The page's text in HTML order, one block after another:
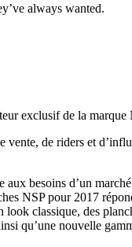
always wanted.
exclusif de la
de riders et
besoins d’un
NSP pour 2017
classique, des
qu’une nouvelle